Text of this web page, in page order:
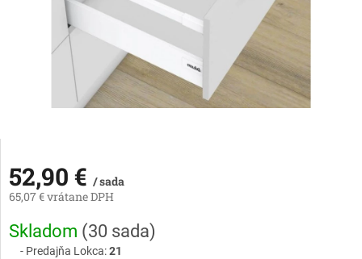
52,90 € / sada
65,07 € vrátane DPH
Jednotková
cena:
Skladom (30 sada)
Predajňa Lokca:21